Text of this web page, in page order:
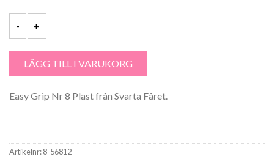
Easy Grip Virknål Nr 8 Plast - 56812 mängd
LÄGG TILL I VARUKORG
Easy Grip Nr 8 Plast från Svarta Fåret.
Artikelnr:8-56812